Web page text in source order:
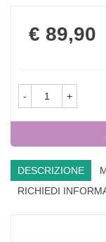
Prezzo
€ 89,90
- +
DESCRIZIONE
RICHIEDI